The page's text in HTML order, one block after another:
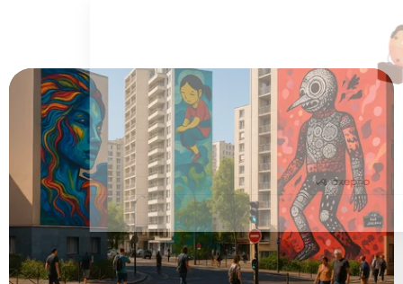
Consensi certificati da
Rifiuta e chiudi Personalizza Accetta e chiudi